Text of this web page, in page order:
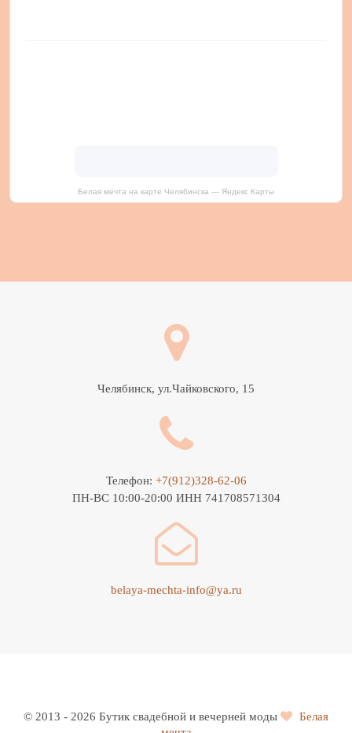
Белая мечта на карте Челябинска — Яндекс Карты
Челябинск, ул.Чайковского, 15
Телефон: +7(912)328-62-06
ПН-ВС 10:00-20:00 ИНН 741708571304
belaya-mechta-info@ya.ru
© 2013 - 2026 Бутик свадебной и вечерней моды
Белая